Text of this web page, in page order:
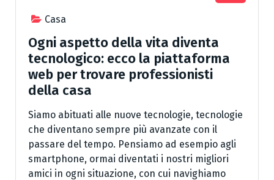
Casa
Ogni aspetto della vita diventa
tecnologico: ecco la piattaforma
web per trovare professionisti
della casa
Siamo abituati alle nuove tecnologie, tecnologie
che diventano sempre più avanzate con il
passare del tempo. Pensiamo ad esempio agli
smartphone, ormai diventati i nostri migliori
amici in ogni situazione, con cui navighiamo